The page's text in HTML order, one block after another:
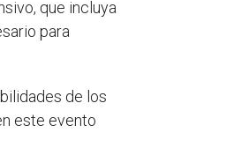
que incluya
para
de los
este evento